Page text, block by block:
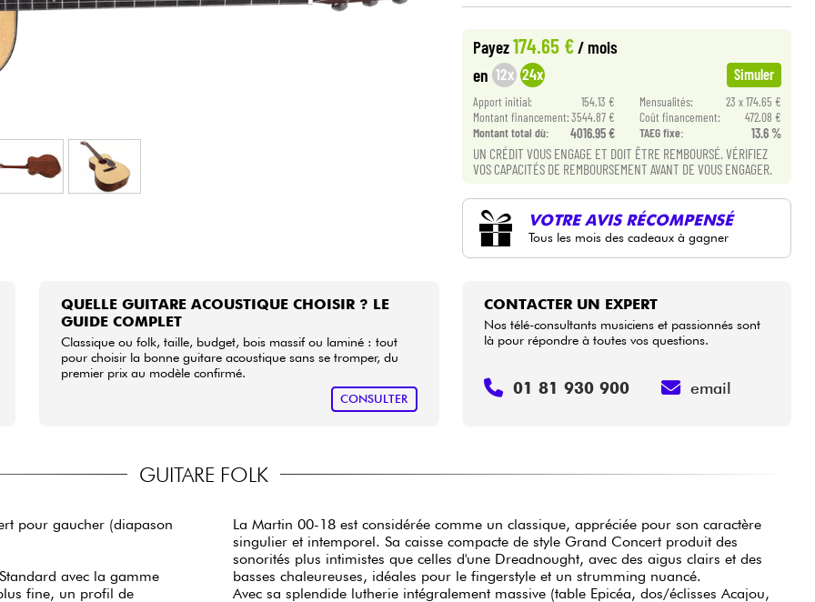
Payez174.65 €/ mois
en 12x 24x Simuler
Apport initial: 154.13 € Mensualités:
23 x 174.65 €
Montant financement:3544.87 € Coût financement:
472.08 €
Montant total dù:
4016.95 € TAEG fixe: 13.6 %
UN CRÉDIT VOUS ENGAGE ET DOIT ÊTRE REMBOURSÉ. VÉRIFIEZ
VOS CAPACITÉS DE REMBOURSEMENT AVANT DE VOUS ENGAGER.
VOTRE AVIS RÉCOMPENSÉ
Tous les mois des cadeaux à gagner
QUELLE GUITARE ACOUSTIQUE CHOISIR ? LE
GUIDE COMPLET
Classique ou folk, taille, budget, bois massif ou laminé : tout
pour choisir la bonne guitare acoustique sans se tromper, du
premier prix au modèle confirmé.
CONSULTER
CONTACTER UN EXPERT
Nos télé-consultants musiciens et passionnés sont
là pour répondre à toutes vos questions.
01 81 930 900 email
GUITARE FOLK
pour gaucher (diapason
avec la gamme
fine, un profil de
La Martin 00-18 est considérée comme un classique, appréciée pour son caractère
singulier et intemporel. Sa caisse compacte de style Grand Concert produit des
sonorités plus intimistes que celles d'une Dreadnought, avec des aigus clairs et des
basses chaleureuses, idéales pour le fingerstyle et un strumming nuancé.
Avec sa splendide lutherie intégralement massive (table Epicéa, dos/éclisses Acajou,